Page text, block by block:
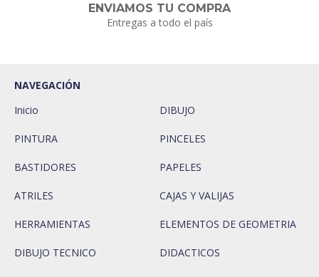
ENVIAMOS TU COMPRA
Entregas a todo el país
NAVEGACIÓN
Inicio
DIBUJO
PINTURA PINCELES
BASTIDORES PAPELES
ATRILES CAJAS Y VALIJAS
HERRAMIENTAS ELEMENTOS DE GEOMETRIA
DIBUJO TECNICO DIDACTICOS